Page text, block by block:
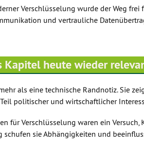
Verschlüsselung wurde der Weg
und vertrauliche
Kapitel heute wieder
als eine technische Randnotiz. Sie
politischer und wirtschaftlicher
für Verschlüsselung waren ein
schufen sie Abhängigkeiten und